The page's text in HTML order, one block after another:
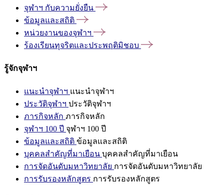
จุฬาฯ กับความยั่งยืน
ข้อมูลและสถิติ
หน่วยงานของจุฬาฯ
ร้องเรียนทุจริตและประพฤติมิชอบ
รู้จักจุฬาฯ
แนะนำจุฬาฯ แนะนำจุฬาฯ
ประวัติจุฬาฯ ประวัติจุฬาฯ
ภารกิจหลัก ภารกิจหลัก
จุฬาฯ 100 ปี จุฬาฯ 100 ปี
ข้อมูลและสถิติ ข้อมูลและสถิติ
บุคคลสำคัญที่มาเยือน บุคคลสำคัญที่มาเยือน
การจัดอันดับมหาวิทยาลัย การจัดอันดับมหาวิทยาลัย
การรับรองหลักสูตร การรับรองหลักสูตร